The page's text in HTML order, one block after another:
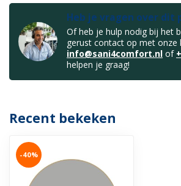
Heb je vragen over dit
Of heb je hulp nodig bij het
gerust contact op met onze
info@sani4comfort.nl of
helpen je graag!
Recent bekeken
-40%